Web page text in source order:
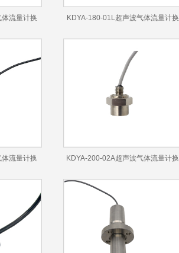
流量计换 KDYA-180-01L超声波气体流量计换
流量计换 KDYA-200-02A超声波气体流量计换